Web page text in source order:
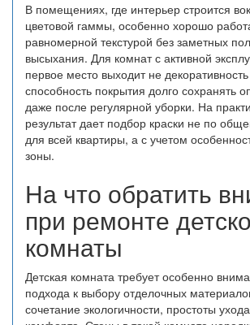
В помещениях, где интерьер строится
цветовой гаммы, особенно хорошо
равномерной текстурой без заметных
высыхания. Для комнат с активной
первое место выходит не
способность покрытия долго сохранять
даже после регулярной уборки. На
результат дает подбор краски не по
для всей квартиры, а с учетом
зоны.
На что обратить
при ремонте
комнаты
Детская комната требует особенно
подхода к выбору отделочных
сочетание экологичности, простоты